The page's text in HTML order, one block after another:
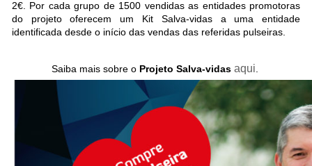
2€. Por cada grupo de 1500 vendidas as entidades promotoras
do projeto oferecem um Kit Salva-vidas a uma entidade
identificada desde o início das vendas das referidas pulseiras.
Saiba mais sobre o Projeto Salva-vidas aqui